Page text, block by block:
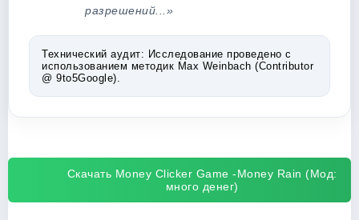
разрешений...»
Технический аудит: Исследование проведено с
использованием методик Max Weinbach (Contributor
@ 9to5Google).
Скачать Money Clicker Game -Money Rain (Мод:
много денег)